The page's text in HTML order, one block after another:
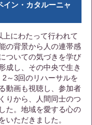
イン・カタルーニャ
にわたって行われて
の背景から人の連帯感
ついての気づきを学び
成し、その中央で生き
～3回のリハーサルを
動画も視聴し、参加者
りから、人間同士のつ
た。地域を愛する心の
いただきました。